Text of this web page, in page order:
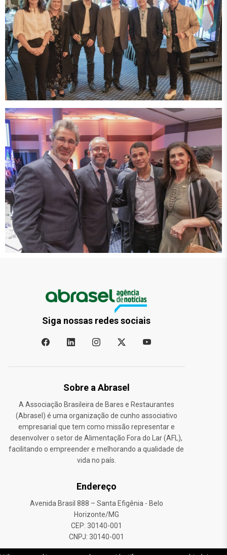
Siga nossas redes sociais
Sobre a Abrasel
A Associação Brasileira de Bares e Restaurantes
(Abrasel) é uma organização de cunho associativo
empresarial que tem como missão representar e
desenvolver o setor de Alimentação Fora do Lar (AFL),
facilitando o empreender e melhorando a qualidade de
vida no país.
Endereço
Avenida Brasil 888 – Santa Efigênia - Belo
Horizonte/MG
CEP: 30140-001
CNPJ: 30140-001